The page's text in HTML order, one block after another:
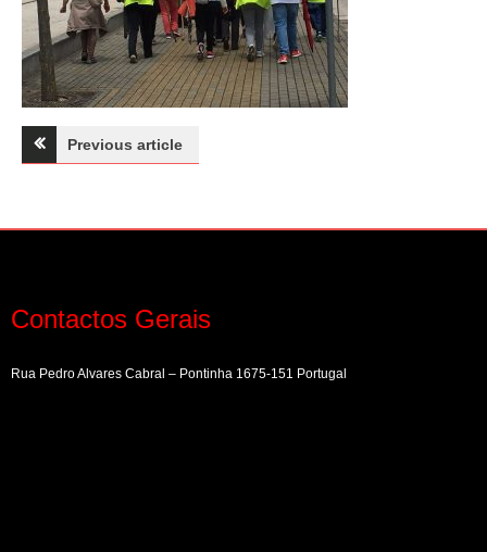
Navegação
artigos
Previous article
Contactos Gerais
Rua Pedro Alvares Cabral – Pontinha 1675-151 Portugal